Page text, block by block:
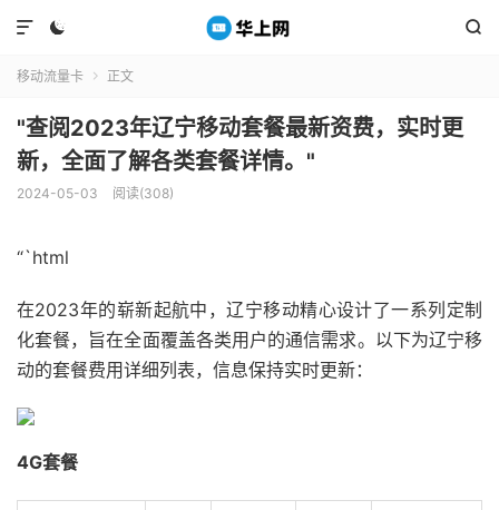
 

移动流量卡  正文
"查阅2023年辽宁移动套餐最新资费，实时更
新，全面了解各类套餐详情。"
2024-05-03 阅读(308)
“`html
在2023年的崭新起航中，辽宁移动精心设计了一系列定制
化套餐，旨在全面覆盖各类用户的通信需求。以下为辽宁移
动的套餐费用详细列表，信息保持实时更新：
4G套餐